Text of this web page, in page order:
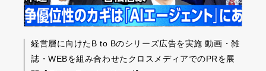
経営層に向けたB to Bのシリーズ広告を実施 動画・雑
誌・WEBを組み合わせたクロスメディアでのPRを展